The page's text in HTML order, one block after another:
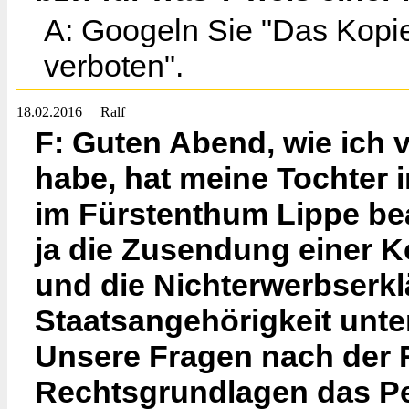
A: Googeln Sie "Das
verboten".
18.02.2016 Ralf
F: Guten Abend, wie ich
habe, hat meine Tochter
im Fürstenthum Lippe
ja die Zusendung einer
und die
Staatsangehörigkeit
Unsere Fragen nach
Rechtsgrundlagen das